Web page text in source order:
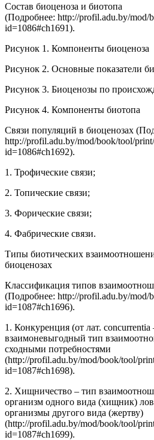
Состав биоценоза и биотопа
(Подробнее: http://profil.adu.by/mod/
id=1086#ch1691).
Рисунок 1. Компоненты биоценоза
Рисунок 2. Основные показатели
Рисунок 3. Биоценозы по
Рисунок 4. Компоненты биотопа
Связи популяций в биоценозах
http://profil.adu.by/mod/book/tool/
id=1086#ch1692).
1. Трофические связи;
2. Топические связи;
3. Форические связи;
4. Фабрические связи.
Типы биотических
биоценозах
Классификация типов
(Подробнее: http://profil.adu.by/mod/
id=1087#ch1696).
1. Конкуренция (от лат. concurrentia
взаимоневыгодный тип
сходными потребностями
(http://profil.adu.by/mod/book/tool/
id=1087#ch1698).
2. Хищничество – тип
организм одного вида (хищник)
организмы другого вида (жертву)
(http://profil.adu.by/mod/book/tool/
id=1087#ch1699).